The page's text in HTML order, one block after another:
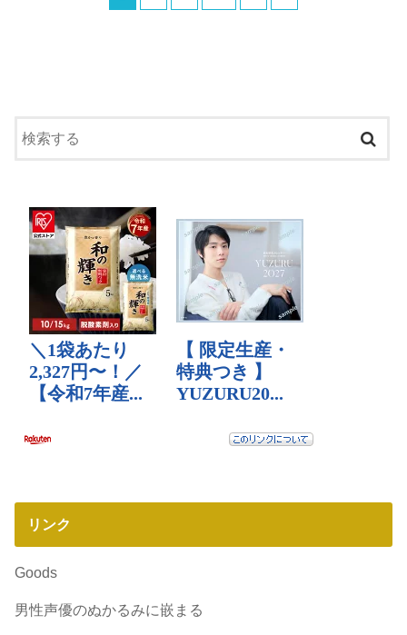
リンク
Goods
男性声優のぬかるみに嵌まる